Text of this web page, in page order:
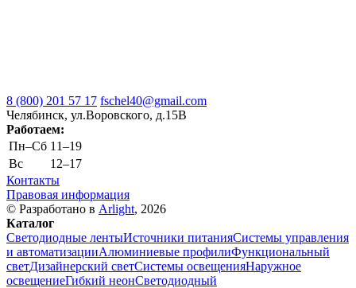
8 (800) 201 57 17 fschel40@gmail.com
Челябинск, ул.Воровского, д.15В
Работаем:
Пн–Cб 11–19
Вс
12–17
Контакты
Правовая информация
© Разработано в Arlight, 2026
Каталог
Светодиодные лентыИсточники питанияСистемы управления
и автоматизацииАлюминиевые профилиФункциональный
светДизайнерский светСистемы освещенияНаружное
освещениеГибкий неонСветодиодный